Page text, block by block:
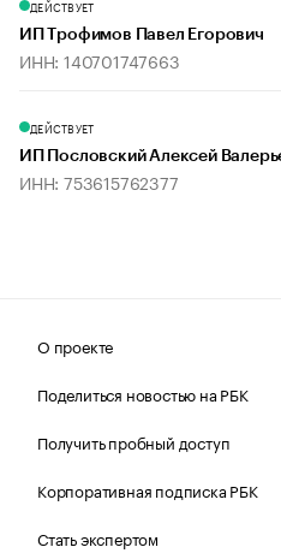
ДЕЙСТВУЕТ
ИП Трофимов Павел Егорович
ИНН: 140701747663
ДЕЙСТВУЕТ
ИП Пословский Алексей
ИНН: 753615762377
О проекте
Поделиться новостью на РБК
Получить пробный доступ
Корпоративная подписка РБК
Стать экспертом